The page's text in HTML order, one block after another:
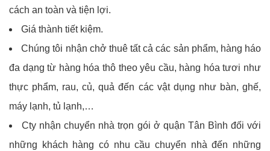
cách an toàn và tiện lợi.
Giá thành tiết kiệm.
Chúng tôi nhận chở thuê tất cả các sản phẩm, hàng háo
đa dạng từ hàng hóa thô theo yêu cầu, hàng hóa tươi như
thực phẩm, rau, củ, quả đến các vật dụng như bàn, ghế,
máy lạnh, tủ lạnh,…
Cty nhận chuyển nhà trọn gói ở quận Tân Bình đối với
những khách hàng có nhu cầu chuyển nhà đến những